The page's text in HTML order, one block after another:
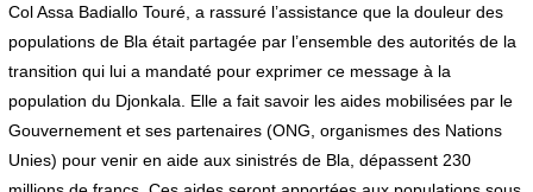
Col Assa Badiallo Touré, a rassuré l’assistance que la douleur des
populations de Bla était partagée par l’ensemble des autorités de la
transition qui lui a mandaté pour exprimer ce message à la
population du Djonkala. Elle a fait savoir les aides mobilisées par le
Gouvernement et ses partenaires (ONG, organismes des Nations
Unies) pour venir en aide aux sinistrés de Bla, dépassent 230